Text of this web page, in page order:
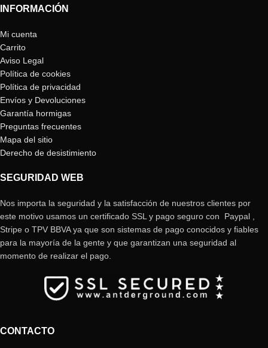
INFORMACIÓN
Mi cuenta
Carrito
Aviso Legal
Política de cookies
Política de privacidad
Envíos y Devoluciones
Garantía hormigas
Preguntas frecuentes
Mapa del sitio
Derecho de desistimiento
SEGURIDAD WEB
Nos importa la seguridad y la satisfacción de nuestros clientes por
este motivo usamos un certificado SSL y pago seguro con Paypal ,
Stripe o TPV BBVA ya que son sistemas de pago conocidos y fiables
para la mayoría de la gente y que garantizan una seguridad al
momento de realizar el pago.
CONTACTO